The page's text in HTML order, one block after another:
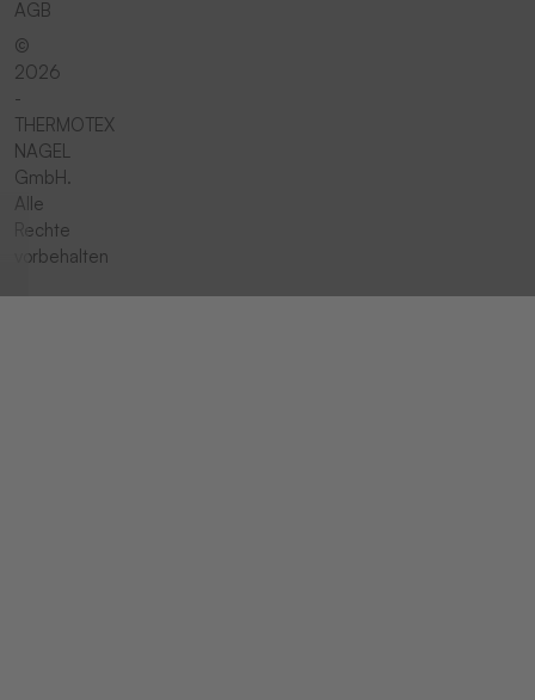
AGB
©
2026
-
THERMOTEX
NAGEL
GmbH.
Alle
Rechte
vorbehalten